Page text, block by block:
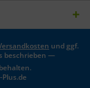
und ggf.
beschrieben —